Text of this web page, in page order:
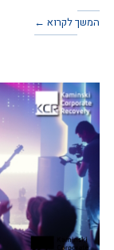
המשך לקרוא ←